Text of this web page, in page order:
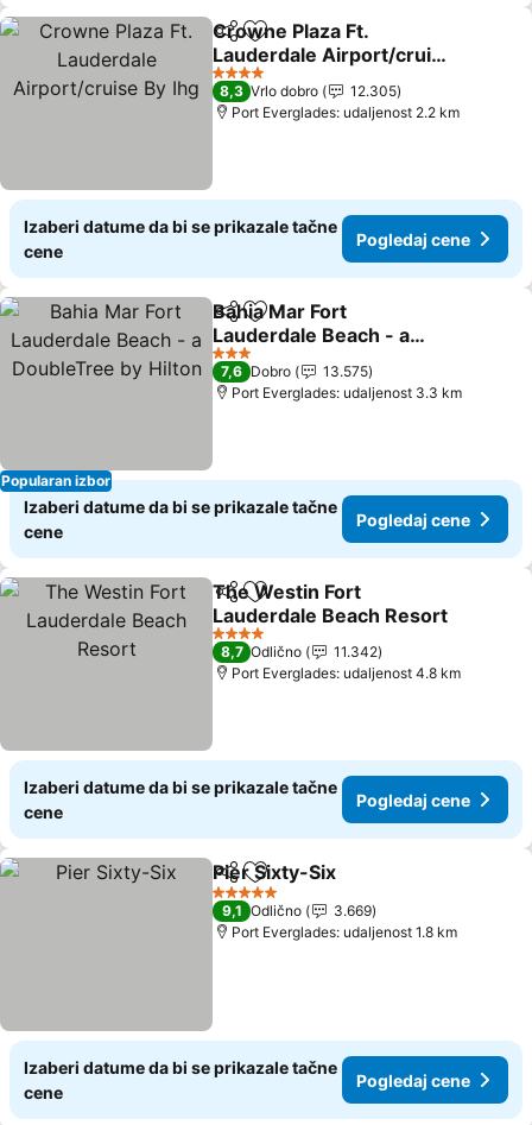
Deli Dodati u favorite
Crowne Plaza Ft.
Lauderdale Airport/cruise
By Ihg
4 Zvezdice
8,3 Vrlo dobro
12.305
Port Everglades: udaljenost 2.2 km
Izaberi datume da bi se prikazale tačne
cene
Pogledaj cene
Popularan izbor
Deli Dodati u favorite
Bahia Mar Fort
Lauderdale Beach - a
DoubleTree by Hilton
3 Zvezdice
7,6 Dobro
13.575
Port Everglades: udaljenost 3.3 km
Izaberi datume da bi se prikazale tačne
cene
Pogledaj cene
Deli Dodati u favorite
The Westin Fort
Lauderdale Beach Resort
4 Zvezdice
8,7 Odlično
11.342
Port Everglades: udaljenost 4.8 km
Izaberi datume da bi se prikazale tačne
cene
Pogledaj cene
Deli Dodati u favorite
Pier Sixty-Six
5 Zvezdice
9,1 Odlično
3.669
Port Everglades: udaljenost 1.8 km
Izaberi datume da bi se prikazale tačne
cene
Pogledaj cene